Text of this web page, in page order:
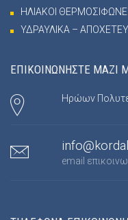
ΗΛΙΑΚΟΙ
ΥΔΡΑΥΛΙΚΑ –
ΕΠΙΚΟΙΝΩΝΗΣΤΕ ΜΑΖΙ
Ηρώων
email